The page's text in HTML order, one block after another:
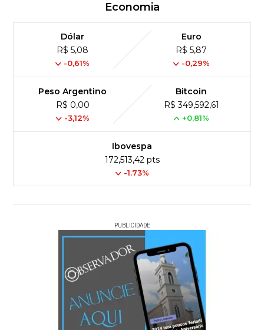
Economia
Dólar
R$ 5,08
-0,61%
Euro
R$ 5,87
-0,29%
Peso Argentino
R$ 0,00
-3,12%
Bitcoin
R$ 349,592,61
+0,81%
Ibovespa
172,513,42 pts
-1.73%
PUBLICIDADE